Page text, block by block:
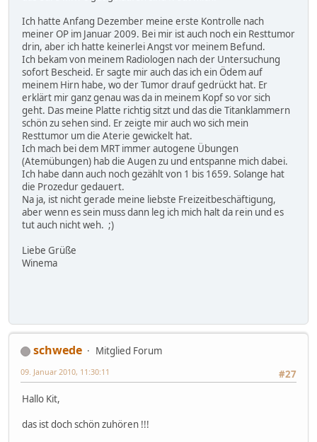
Ich hatte Anfang Dezember meine erste Kontrolle nach
meiner OP im Januar 2009. Bei mir ist auch noch ein Resttumor
drin, aber ich hatte keinerlei Angst vor meinem Befund.
Ich bekam von meinem Radiologen nach der Untersuchung
sofort Bescheid. Er sagte mir auch das ich ein Ödem auf
meinem Hirn habe, wo der Tumor drauf gedrückt hat. Er
erklärt mir ganz genau was da in meinem Kopf so vor sich
geht. Das meine Platte richtig sitzt und das die Titanklammern
schön zu sehen sind. Er zeigte mir auch wo sich mein
Resttumor um die Aterie gewickelt hat.
Ich mach bei dem MRT immer autogene Übungen
(Atemübungen) hab die Augen zu und entspanne mich dabei.
Ich habe dann auch noch gezählt von 1 bis 1659. Solange hat
die Prozedur gedauert.
Na ja, ist nicht gerade meine liebste Freizeitbeschäftigung,
aber wenn es sein muss dann leg ich mich halt da rein und es
tut auch nicht weh. ;)
Liebe Grüße
Winema
schwede
Mitglied Forum
#27
09. Januar 2010, 11:30:11
Hallo Kit,
das ist doch schön zuhören !!!